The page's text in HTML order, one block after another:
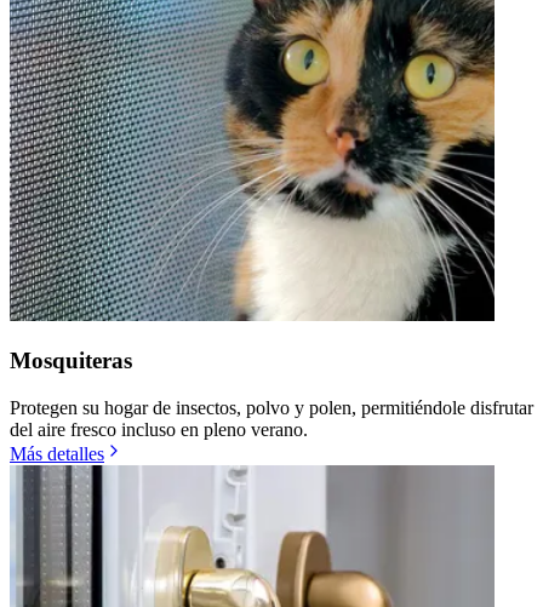
Mosquiteras
Protegen su hogar de insectos, polvo y polen, permitiéndole disfrutar
del aire fresco incluso en pleno verano.
Más detalles